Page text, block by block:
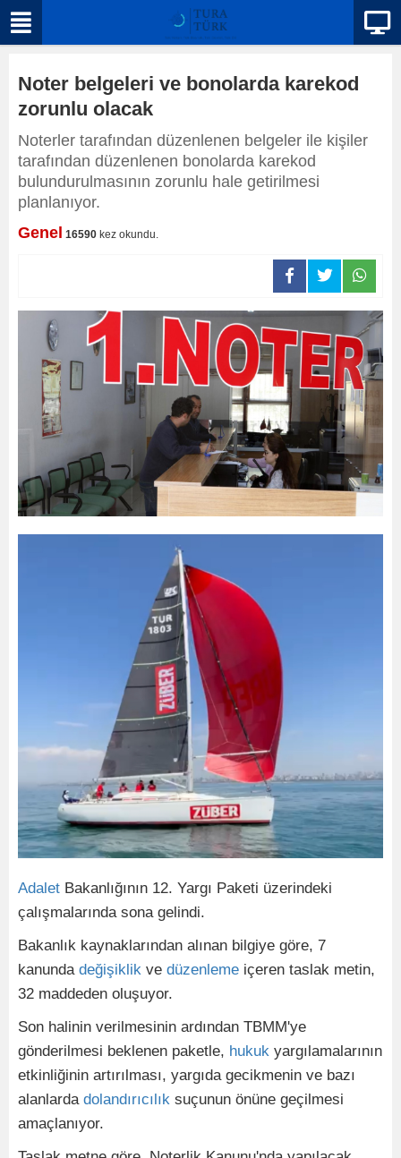
Noter belgeleri ve bonolarda karekod
zorunlu olacak
Noterler tarafından düzenlenen belgeler ile kişiler
tarafından düzenlenen bonolarda karekod
bulundurulmasının zorunlu hale getirilmesi
planlanıyor.
Genel 16590 kez okundu.
Adalet Bakanlığının 12. Yargı Paketi üzerindeki
çalışmalarında sona gelindi.
Bakanlık kaynaklarından alınan bilgiye göre, 7
kanunda değişiklik ve düzenleme içeren taslak metin,
32 maddeden oluşuyor.
Son halinin verilmesinin ardından TBMM'ye
gönderilmesi beklenen paketle, hukuk yargılamalarının
etkinliğinin artırılması, yargıda gecikmenin ve bazı
alanlarda dolandırıcılık suçunun önüne geçilmesi
amaçlanıyor.